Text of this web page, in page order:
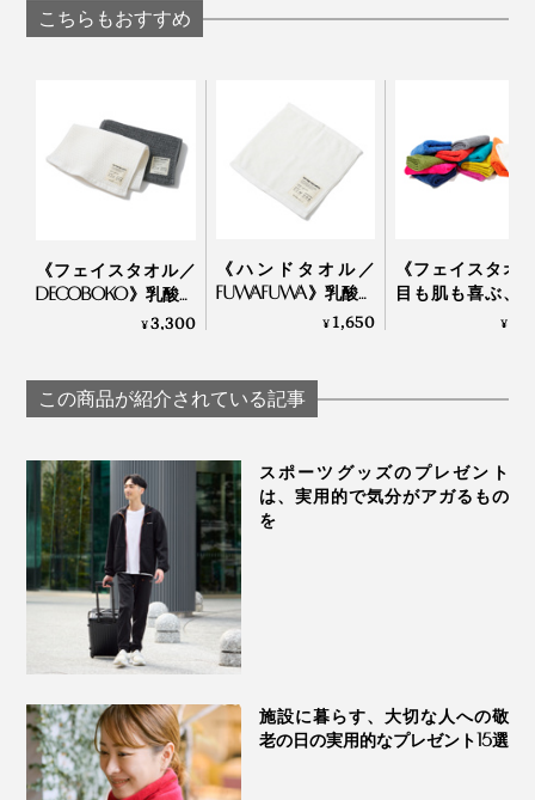
課題は「熱」と「繊維の撚り」。
レンを、機械の熱に当てないようにゆっくり編み上げ。
110本の繊維の撚り具合も、強すぎると硬くなり、ゆる
すぎると糸がバラけてしまうところ、「柔らかさ」と
ど”何度も検証して探り当てたのだとか。
すべてを兼ね備えた上質なものは、多くはないと思いま
す。
こちらもおすすめ
《フェイスタオル／
DECOBOKO》乳酸パ
ワーで抗菌・防臭、
BIO FOR THE EARTH
¥3,300
《ハンドタオル／
FUWAFUWA》乳酸パ
ワーで抗菌・防臭、
THE EARTH
¥1,650
《フェイスタオ
目も肌も喜ぶ、
やかなオーガニ
¥
この商品が紹介されている記事
スポーツグッズのプレゼント
は、実用的で気分がアガるもの
を
施設に暮らす、大切な人への敬
老の日の実用的なプレゼント15選